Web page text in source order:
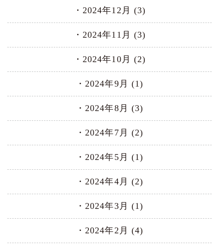
2024年12月 (3)
2024年11月 (3)
2024年10月 (2)
2024年9月 (1)
2024年8月 (3)
2024年7月 (2)
2024年5月 (1)
2024年4月 (2)
2024年3月 (1)
2024年2月 (4)